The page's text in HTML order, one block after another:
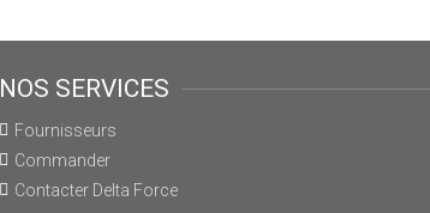
NOS SERVICES
Fournisseurs
Commander
Contacter Delta Force